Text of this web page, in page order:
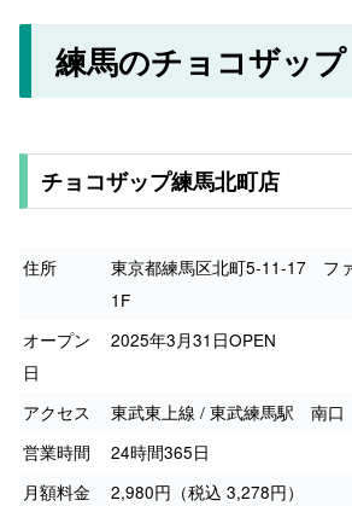
練馬のチョコザップ
チョコザップ練馬北町店
住所
東京都練馬区北町5-11-17 フ
1F
オープン
日
2025年3月31日OPEN
アクセス
東武東上線 / 東武練馬駅 南
営業時間
24時間365日
月額料金
2,980円（税込 3,278円）